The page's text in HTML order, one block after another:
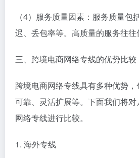
（4）服务质量因素：服务质量包
迟、丢包率等。高质量的服务往往
三、跨境电商网络专线的优势比较
跨境电商网络专线具有多种优势
可靠、灵活扩展等。下面我们将
网络专线进行比较。
1. 海外专线